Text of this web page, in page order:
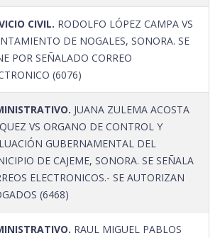
CIVIL. RODOLFO LÓPEZ CAMPA VS
DE NOGALES, SONORA. SE
POR SEÑALADO CORREO
(6076)
JUANA ZULEMA ACOSTA
VS ORGANO DE CONTROL Y
GUBERNAMENTAL DEL
DE CAJEME, SONORA. SE SEÑALA
ELECTRONICOS.- SE AUTORIZAN
(6468)
RAUL MIGUEL PABLOS